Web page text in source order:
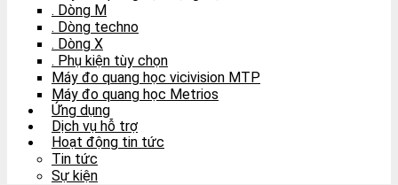
. Dòng M
. Dòng techno
. Dòng X
. Phụ kiện tùy chọn
Máy đo quang học vicivision MTP
Máy đo quang học Metrios
Ứng dụng
Dịch vụ hỗ trợ
Hoạt động tin tức
Tin tức
Sự kiện